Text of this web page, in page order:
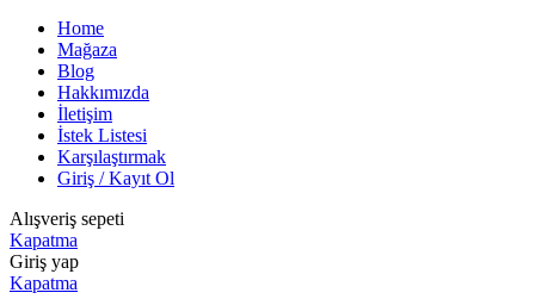
Home
Mağaza
Blog
Hakkımızda
İletişim
İstek Listesi
Karşılaştırmak
Giriş / Kayıt Ol
Alışveriş sepeti
Kapatma
Giriş yap
Kapatma